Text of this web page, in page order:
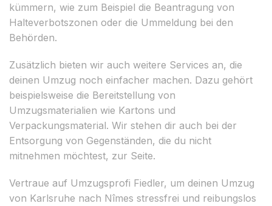
kümmern, wie zum Beispiel die Beantragung von
Halteverbotszonen oder die Ummeldung bei den
Behörden.
Zusätzlich bieten wir auch weitere Services an, die
deinen Umzug noch einfacher machen. Dazu gehört
beispielsweise die Bereitstellung von
Umzugsmaterialien wie Kartons und
Verpackungsmaterial. Wir stehen dir auch bei der
Entsorgung von Gegenständen, die du nicht
mitnehmen möchtest, zur Seite.
Vertraue auf Umzugsprofi Fiedler, um deinen Umzug
von Karlsruhe nach Nîmes stressfrei und reibungslos